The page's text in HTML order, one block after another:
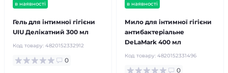
в наявності
Гель для інтимної гігієни
UIU Делікатний 300 мл
Код товару: 4820152332912
0
в наявності
Мило для інтимної гігієни
антибактеріальне
DeLaMark 400 мл
Код товару: 4820152331496
0